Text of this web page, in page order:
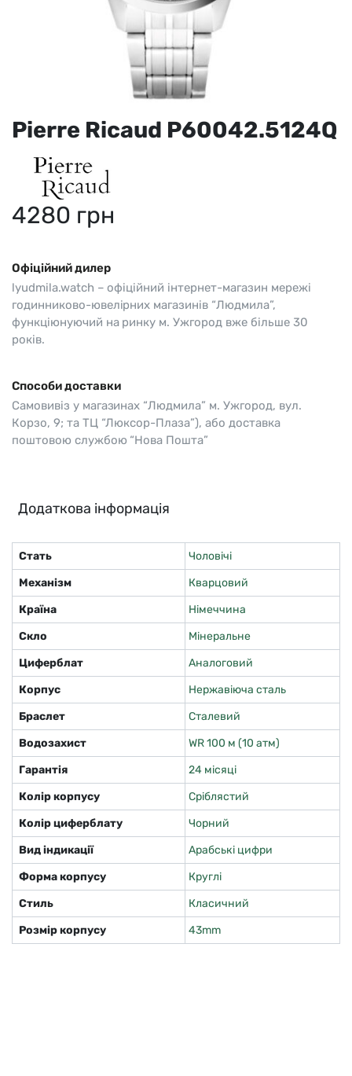
Pierre Ricaud P60042.5124Q
4280 грн
Офіційний дилер
lyudmila.watch – офіційний інтернет-магазин мережі
годинниково-ювелірних магазинів “Людмила”,
функціюнуючий на ринку м. Ужгород вже більше 30
років.
Способи доставки
Самовивіз у магазинах “Людмила” м. Ужгород, вул.
Корзо, 9; та ТЦ “Люксор-Плаза”), або доставка
поштовою службою “Нова Пошта”
Додаткова інформація
Стать
Чоловічі
Механізм
Кварцовий
Країна
Німеччина
Скло
Мінеральне
Циферблат
Аналоговий
Корпус
Нержавіюча сталь
Браслет
Сталевий
Водозахист
WR 100 м (10 атм)
Гарантія
24 місяці
Колір корпусу
Сріблястий
Колір циферблату
Чорний
Вид індикації
Арабські цифри
Форма корпусу
Круглі
Стиль
Класичний
Розмір корпусу
43mm